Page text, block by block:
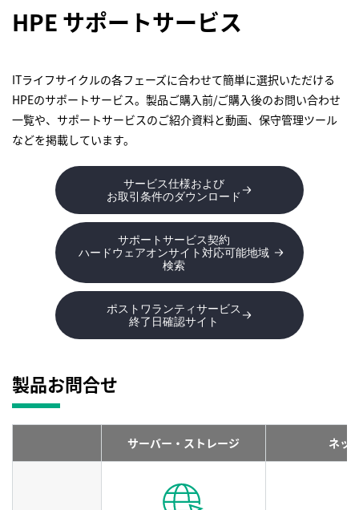
HPE サポートサービス
ITライフサイクルの各フェーズに合わせて簡単に選択いただける
HPEのサポートサービス。製品ご購入前/ご購入後のお問い合わせ
一覧や、サポートサービスのご紹介資料と動画、保守管理ツール
などを掲載しています。
サービス仕様および
お取引条件のダウンロード
サポートサービス契約
ハードウェアオンサイト対応可能地域
検索
ポストワランティサービス
終了日確認サイト
製品お問合せ
サーバー・ストレージ ネッ